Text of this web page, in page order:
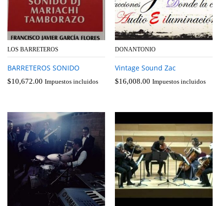
LOS BARRETEROS
BARRETEROS SONIDO
$10,672.00 Impuestos incluidos
DONANTONIO
Vintage Sound Zac
$16,008.00 Impuestos incluidos